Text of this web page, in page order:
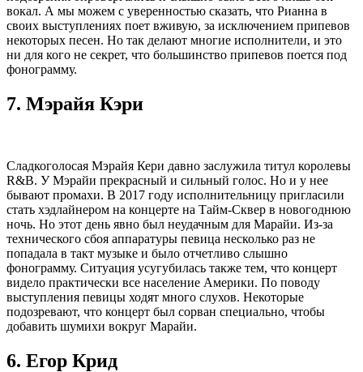
вокал. А мы можем с уверенностью сказать, что Рианна в
своих выступлениях поет вживую, за исключением припевов
некоторых песен. Но так делают многие исполнители, и это
ни для кого не секрет, что большинство припевов поется под
фонограмму.
7. Мэрайя Кэри
Сладкоголосая Мэрайя Кери давно заслужила титул королевы
R&B. У Мэрайи прекрасный и сильный голос. Но и у нее
бывают промахи. В 2017 году исполнительницу пригласили
стать хэдлайнером на концерте на Тайм-Сквер в новогоднюю
ночь. Но этот день явно был неудачным для Марайи. Из-за
технического сбоя аппаратуры певица несколько раз не
попадала в такт музыке и было отчетливо слышно
фонограмму. Ситуация усугубилась также тем, что концерт
видело практически все население Америки. По поводу
выступления певицы ходят много слухов. Некоторые
подозревают, что концерт был сорван специально, чтобы
добавить шумихи вокруг Марайи.
6. Егор Крид